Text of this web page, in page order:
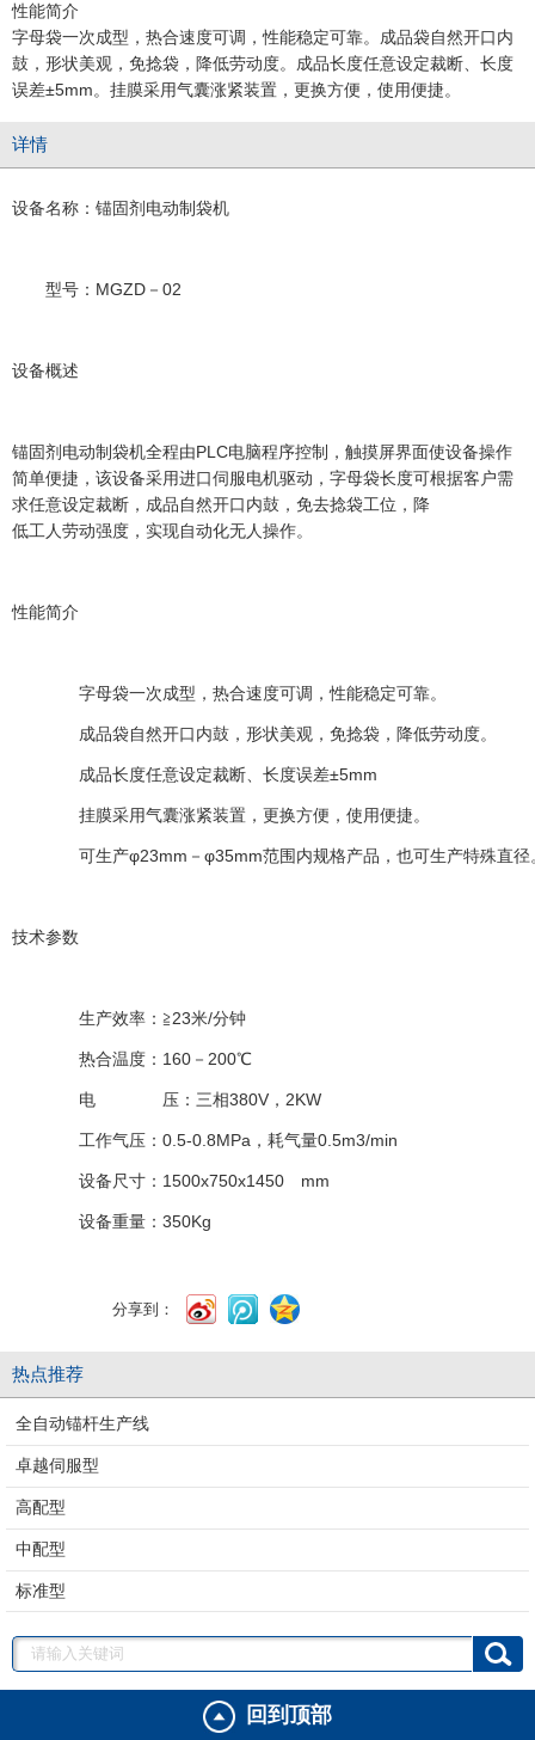
性能简介
字母袋一次成型，热合速度可调，性能稳定可靠。成品袋自然开口内
鼓，形状美观，免捻袋，降低劳动度。成品长度任意设定裁断、长度
误差±5mm。挂膜采用气囊涨紧装置，更换方便，使用便捷。
详情
设备名称：锚固剂电动制袋机
型号：MGZD－02
设备概述
锚固剂电动制袋机全程由PLC电脑程序控制，触摸屏界面使设备操作
简单便捷，该设备采用进口伺服电机驱动，字母袋长度可根据客户需
求任意设定裁断，成品自然开口内鼓，免去捻袋工位，降
低工人劳动强度，实现自动化无人操作。
性能简介
字母袋一次成型，热合速度可调，性能稳定可靠。
成品袋自然开口内鼓，形状美观，免捻袋，降低劳动度。
成品长度任意设定裁断、长度误差±5mm
挂膜采用气囊涨紧装置，更换方便，使用便捷。
可生产φ23mm－φ35mm范围内规格产品，也可生产特殊直径
技术参数
生产效率：≧23米/分钟
热合温度：160－200℃
电 压：三相380V，2KW
工作气压：0.5-0.8MPa，耗气量0.5m3/min
设备尺寸：1500x750x1450 mm
设备重量：350Kg
分享到：
热点推荐
全自动锚杆生产线
卓越伺服型
高配型
中配型
标准型
回到顶部